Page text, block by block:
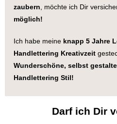
zaubern , möchte ich Dir
möglich!
Ich habe meine knapp 5 Jahre
Handlettering Kreativzeit
Wunderschöne, selbst
Handlettering Stil!
Darf ich Dir